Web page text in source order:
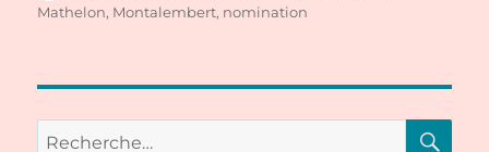
le
Mathelon, Montalembert, nomination
Recherche